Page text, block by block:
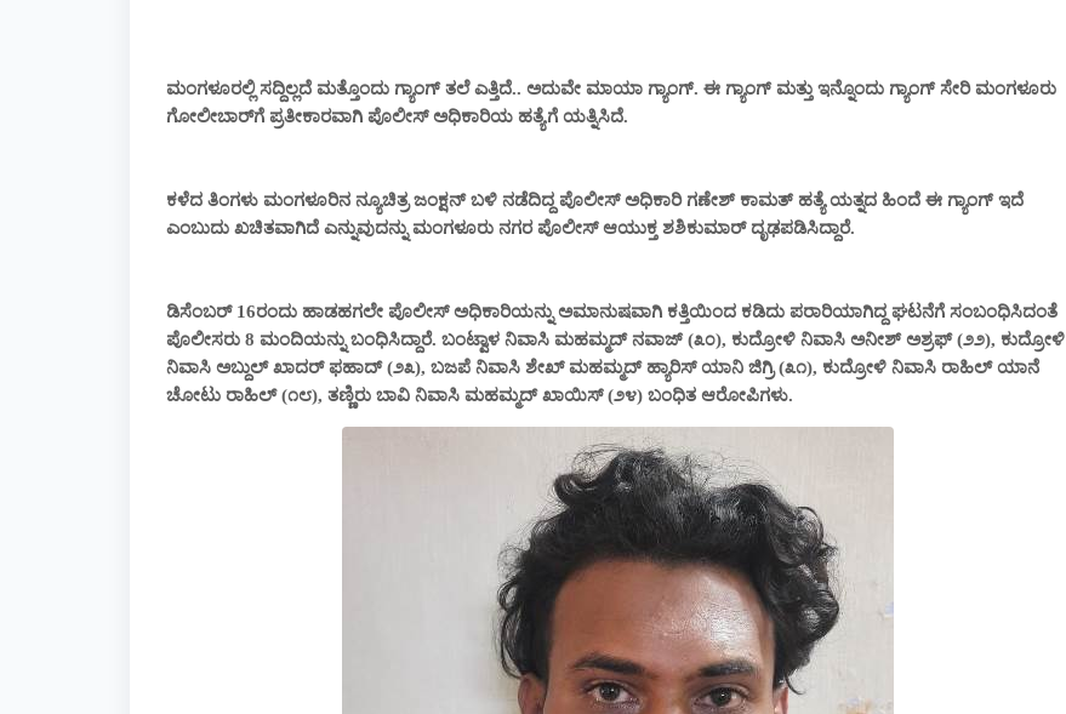
ಮಂಗಳೂರಲ್ಲಿ ಸದ್ದಿಲ್ಲದೆ ಮತ್ತೊಂದು ಗ್ಯಾಂಗ್ ತಲೆ ಎತ್ತಿದೆ.. ಅದುವೇ ಮಾಯಾ ಗ್ಯಾಂಗ್. ಈ ಗ್ಯಾಂಗ್ ಮತ್ತು ಇನ್ನೊಂದು ಗ್ಯಾಂಗ್ ಸೇರಿ ಮಂಗಳೂರು
ಗೋಲೀಬಾರ್‌ಗೆ ಪ್ರತೀಕಾರವಾಗಿ ಪೊಲೀಸ್ ಅಧಿಕಾರಿಯ ಹತ್ಯೆಗೆ ಯತ್ನಿಸಿದೆ.
ಕಳೆದ ತಿಂಗಳು ಮಂಗಳೂರಿನ ನ್ಯೂಚಿತ್ರ ಜಂಕ್ಷನ್ ಬಳಿ ನಡೆದಿದ್ದ ಪೊಲೀಸ್ ಅಧಿಕಾರಿ ಗಣೇಶ್ ಕಾಮತ್ ಹತ್ಯೆ ಯತ್ನದ ಹಿಂದೆ ಈ ಗ್ಯಾಂಗ್‌ ಇದೆ
ಎಂಬುದು ಖಚಿತವಾಗಿದೆ ಎನ್ನುವುದನ್ನು ಮಂಗಳೂರು ನಗರ ಪೊಲೀಸ್ ಆಯುಕ್ತ ಶಶಿಕುಮಾರ್ ದೃಢಪಡಿಸಿದ್ದಾರೆ.
ಡಿಸೆಂಬರ್ 16ರಂದು ಹಾಡಹಗಲೇ ಪೊಲೀಸ್ ಅಧಿಕಾರಿಯನ್ನು ಅಮಾನುಷವಾಗಿ ಕತ್ತಿಯಿಂದ ಕಡಿದು ಪರಾರಿಯಾಗಿದ್ದ ಘಟನೆಗೆ ಸಂಬಂಧಿಸಿದಂತೆ
ಪೊಲೀಸರು 8 ಮಂದಿಯನ್ನು ಬಂಧಿಸಿದ್ದಾರೆ. ಬಂಟ್ವಾಳ ನಿವಾಸಿ ಮಹಮ್ಮದ್ ನವಾಜ್ (೩೦), ಕುದ್ರೋಳಿ ನಿವಾಸಿ ಅನೀಶ್ ಅಶ್ರಫ್ (೨೨), ಕುದ್ರೋಳಿ
ನಿವಾಸಿ ಅಬ್ದುಲ್ ಖಾದರ್ ಫಹಾದ್ (೨೩), ಬಜಪೆ ನಿವಾಸಿ ಶೇಖ್ ಮಹಮ್ಮದ್ ಹ್ಯಾರಿಸ್ ಯಾನಿ ಜಿಗ್ರಿ (೩೧), ಕುದ್ರೋಳಿ ನಿವಾಸಿ ರಾಹಿಲ್ ಯಾನೆ
ಚೋಟು ರಾಹಿಲ್ (೧೮), ತಣ್ಣಿರು ಬಾವಿ ನಿವಾಸಿ ಮಹಮ್ಮದ್ ಖಾಯಿಸ್ (೨೪) ಬಂಧಿತ ಆರೋಪಿಗಳು.